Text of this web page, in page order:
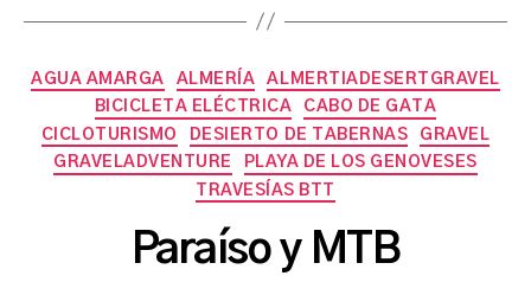
Categorías
AGUA AMARGA ALMERÍA
ALMERTIADESERTGRAVEL
BICICLETA ELÉCTRICA
CABO DE GATA
CICLOTURISMO
DESIERTO DE TABERNAS
GRAVEL
GRAVELADVENTURE
PLAYA DE LOS GENOVESES
TRAVESÍAS BTT
Paraíso y MTB
P
o